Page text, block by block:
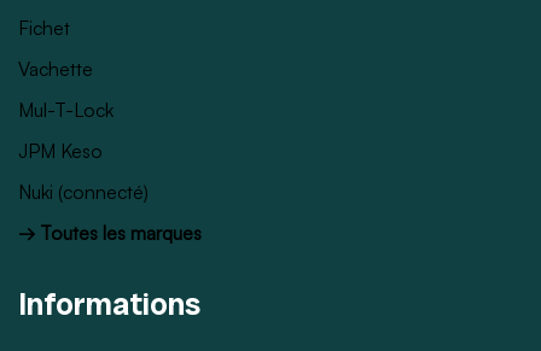
Fichet
Vachette
Mul-T-Lock
JPM Keso
Nuki (connecté)
→ Toutes les marques
Informations